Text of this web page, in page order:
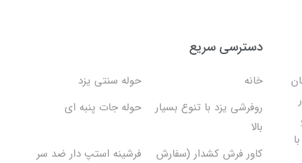
دسترسی سریع
خانه
حوله سنتی یزد
روفرشی یزد با تنوع بسیار
بالا
حوله جات پنبه ای
کاور فرش کشدار (سفارش
فرشینه استپ دار ضد سر